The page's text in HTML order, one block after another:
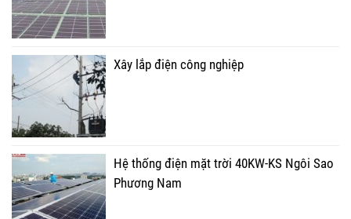
Xây lắp điện công nghiệp
Hệ thống điện mặt trời 40KW-KS Ngôi Sao
Phương Nam